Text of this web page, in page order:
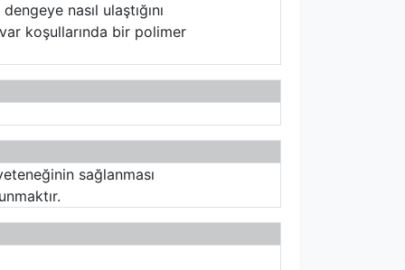
nasıl ulaştığını
koşullarında bir polimer
sağlanması